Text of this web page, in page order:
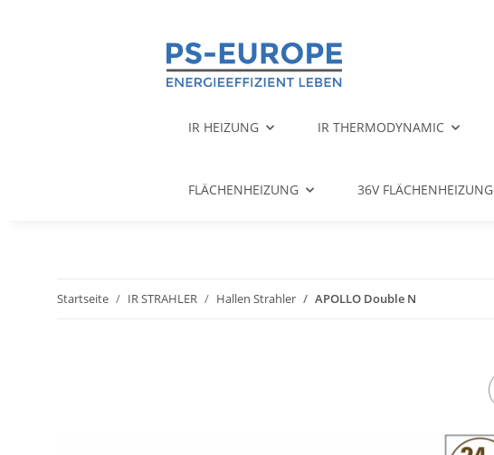
IR HEIZUNG IR THERMODYNAMIC
FLÄCHENHEIZUNG 36V FLÄCHENHEIZUNG
Startseite IR STRAHLER Hallen Strahler APOLLO Double N